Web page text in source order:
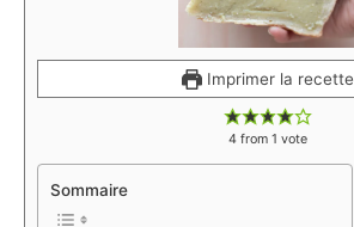
Imprimer la recette
4 from 1 vote
Sommaire